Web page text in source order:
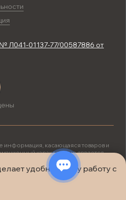
удобнее вашу работу с
Л041-01137-77/00587886 от
информация, касающаяся товаров и
характер и не является
положениями ст. 437 (2) ГК